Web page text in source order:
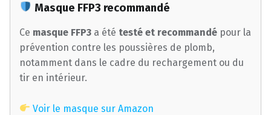
Masque FFP3 recommandé
Ce masque FFP3 a été testé et recommandé pour la
prévention contre les poussières de plomb,
notamment dans le cadre du rechargement ou du
tir en intérieur.
Voir le masque sur Amazon